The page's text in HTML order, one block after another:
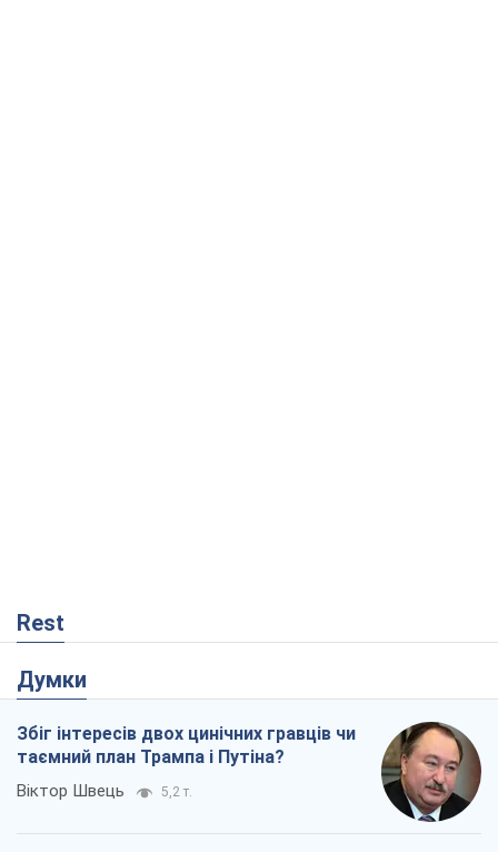
Rest
Думки
Збіг інтересів двох цинічних гравців чи
таємний план Трампа і Путіна?
Віктор Швець 5,2 т.